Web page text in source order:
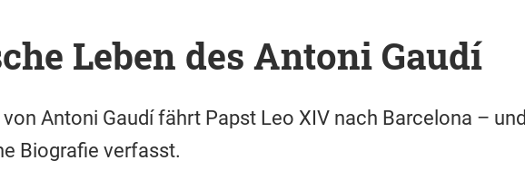
Leben des Antoni Gaudí
Antoni Gaudí fährt Papst Leo XIV nach Barcelona – und
Biografie verfasst.